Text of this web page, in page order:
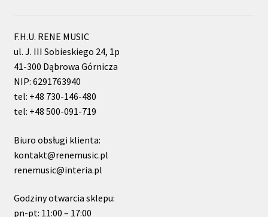
F.H.U. RENE MUSIC
ul. J. III Sobieskiego 24, 1p
41-300 Dąbrowa Górnicza
NIP: 6291763940
tel: +48 730-146-480
tel: +48 500-091-719
Biuro obsługi klienta:
kontakt@renemusic.pl
renemusic@interia.pl
Godziny otwarcia sklepu:
pn-pt: 11:00 – 17:00